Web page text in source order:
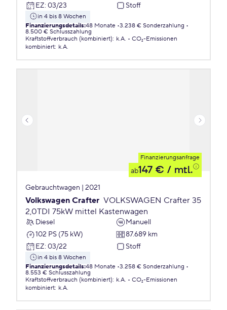
EZ: 03/23 Stoff
in 4 bis 8 Wochen
Finanzierungsdetails:48 Monate 3.238 € Sonderzahlung
8.500 € Schlusszahlung
Kraftstoffverbrauch (kombiniert): k.A.
CO₂-Emissionen
kombiniert: k.A.
Finanzierungsanfrage
ab147 € / mtl.
Gebrauchtwagen | 2021
Volkswagen Crafter VOLKSWAGEN Crafter 35
2,0TDI 75kW mittel Kastenwagen
Diesel
Manuell
102 PS (75 kW)
87.689 km
EZ: 03/22 Stoff
in 4 bis 8 Wochen
Finanzierungsdetails:48 Monate 3.258 € Sonderzahlung
8.553 € Schlusszahlung
Kraftstoffverbrauch (kombiniert): k.A.
CO₂-Emissionen
kombiniert: k.A.